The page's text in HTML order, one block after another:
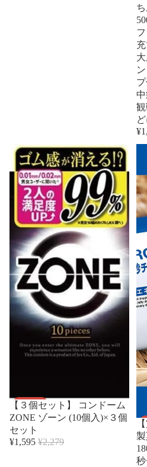
【３個セット】 コンドーム
ZONE ゾーン (10個入)×３個
セット
¥1,595 ¥2,279